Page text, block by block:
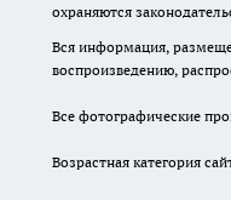
охраняются
Вся информация,
воспроизведению,
Все фотографические
Возрастная категория